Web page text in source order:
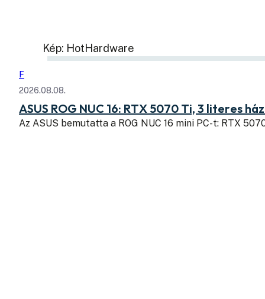
Kép: HotHardware
F
2026.08.08.
ASUS ROG NUC 16: RTX 5070 Ti, 3 literes
Az ASUS bemutatta a ROG NUC 16 mini PC-t: RTX